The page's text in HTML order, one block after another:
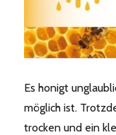
Es honigt
möglich ist.
trocken und ein